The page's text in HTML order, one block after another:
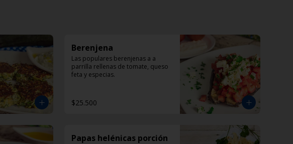
Berenjena
Las populares berenjenas a a
parrilla rellenas de tomate, queso
feta y especias.
$25.500
Papas helénicas porción